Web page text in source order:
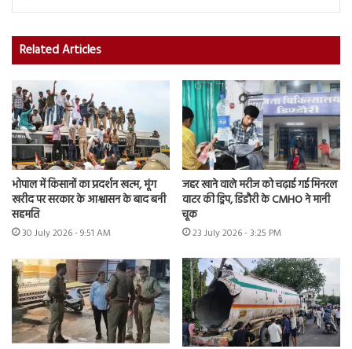
Related Articles
भोपाल में किसानों का प्रदर्शन खत्म, मूंग
खरीद पर सरकार के आश्वासन के बाद बनी
सहमति
30 July 2026 - 9:51 AM
जहर खाने वाले मरीज को चढ़ाई गई मिनरल
वाटर की ड्रिप, डिंडौरी के CMHO ने मानी
चूक
23 July 2026 - 3:25 PM